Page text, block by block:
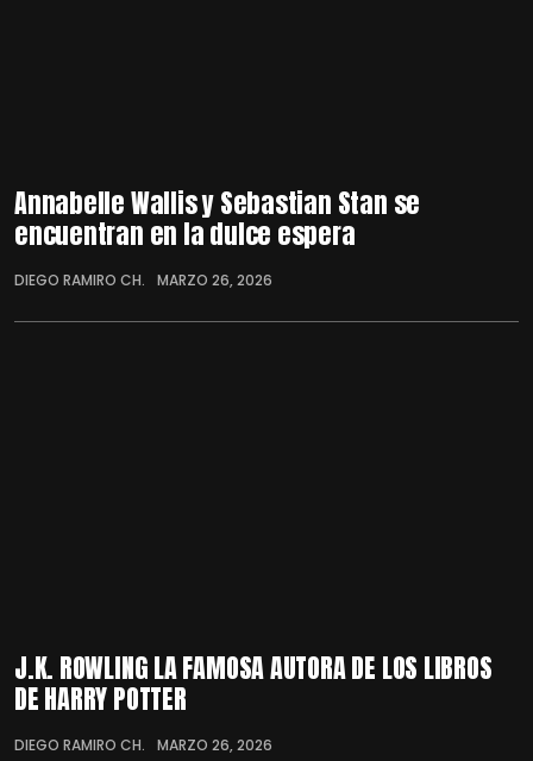
Annabelle Wallis y Sebastian Stan se
encuentran en la dulce espera
DIEGO RAMIRO CH. MARZO 26, 2026
J.K. ROWLING LA FAMOSA AUTORA DE LOS LIBROS
DE HARRY POTTER
DIEGO RAMIRO CH. MARZO 26, 2026